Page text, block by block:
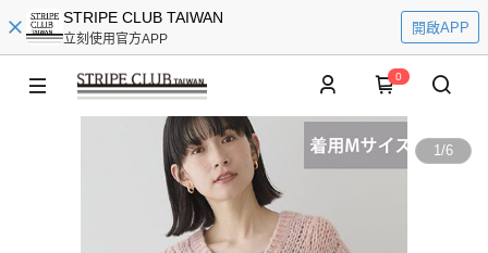
STRIPE CLUB TAIWAN
立刻使用官方APP
開啟APP
0
1/6